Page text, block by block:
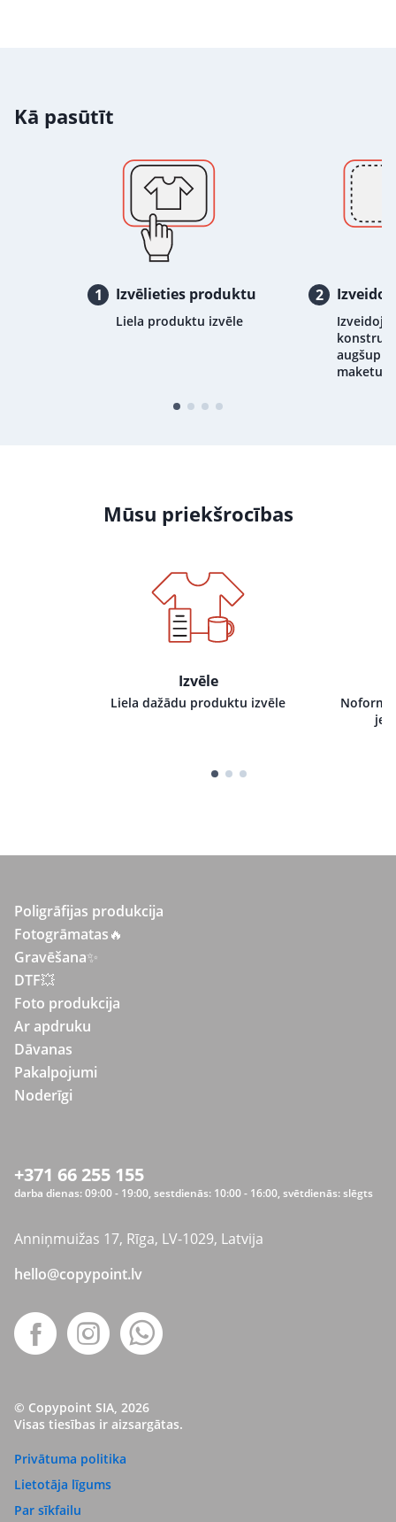
Kā pasūtīt
1 Izvēlieties produktu
Liela produktu izvēle
2
maketu
Mūsu priekšrocības
Izvēle
Liela dažādu produktu izvēle
Poligrāfijas produkcija
Fotogrāmatas🔥
Gravēšana✨
DTF💥
Foto produkcija
Ar apdruku
Dāvanas
Pakalpojumi
Noderīgi
+371 66 255 155
darba dienas: 09:00 - 19:00, sestdienās: 10:00 - 16:00, svētdienās: slēgts
Anniņmuižas 17, Rīga, LV-1029, Latvija
hello@copypoint.lv
© Copypoint SIA, 2026
Visas tiesības ir aizsargātas.
Privātuma politika
Lietotāja līgums
Par sīkfailu